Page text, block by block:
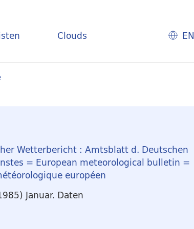
Clouds EN
Wetterbericht : Amtsblatt d. Deutschen
= European meteorological bulletin =
européen
Januar. Daten